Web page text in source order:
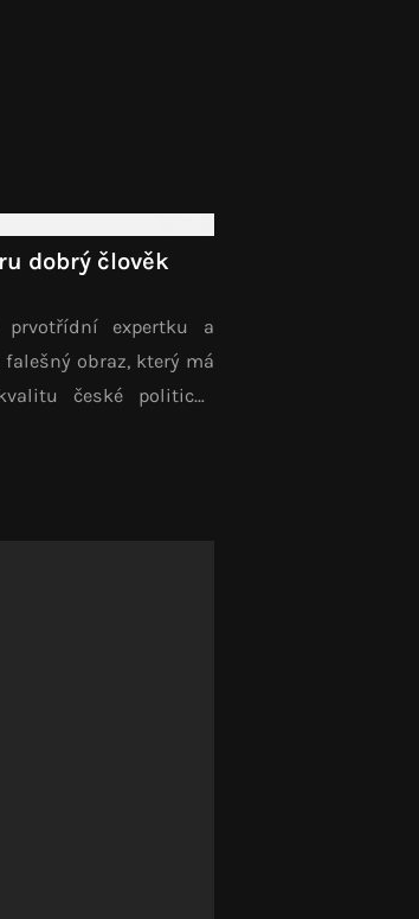
dobrý člověk
expertku a
obraz, který má
české politické